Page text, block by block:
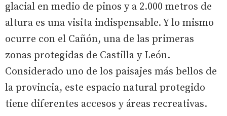
glacial en medio de pinos y a 2.000 metros de
altura es una visita indispensable. Y lo mismo
ocurre con el Cañón, una de las primeras
zonas protegidas de Castilla y León.
Considerado uno de los paisajes más bellos de
la provincia, este espacio natural protegido
tiene diferentes accesos y áreas recreativas.